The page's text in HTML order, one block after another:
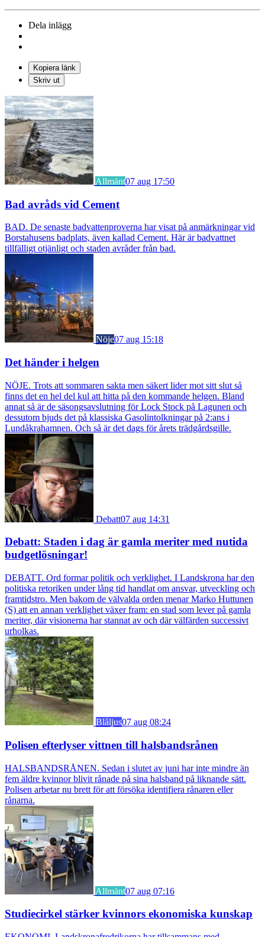
Dela inlägg
Kopiera länk
Skriv ut
Allmänt07 aug 17:50
Bad avråds vid Cement
BAD. De senaste badvattenproverna har visat på anmärkningar vid
Borstahusens badplats, även kallad Cement. Här är badvattnet
tillfälligt otjänligt och staden avråder från bad.
Nöje07 aug 15:18
Det händer i helgen
NÖJE. Trots att sommaren sakta men säkert lider mot sitt slut så
finns det en hel del kul att hitta på den kommande helgen. Bland
annat så är de säsongsavslutning för Lock Stock på Lagunen och
dessutom bjuds det på klassiska Gasolintolkningar på 2:ans i
Lundåkrahamnen. Och så är det dags för årets trädgårdsgille.
Debatt07 aug 14:31
Debatt: Staden i dag är gamla meriter med nutida
budgetlösningar!
DEBATT. Ord formar politik och verklighet. I Landskrona har den
politiska retoriken under lång tid handlat om ansvar, utveckling och
framtidstro. Men bakom de välvalda orden menar Marko Huttunen
(S) att en annan verklighet växer fram: en stad som lever på gamla
meriter, där visionerna har stannat av och där välfärden successivt
urholkas.
Blåljus07 aug 08:24
Polisen efterlyser vittnen till halsbandsrånen
HALSBANDSRÅNEN. Sedan i slutet av juni har inte mindre än
fem äldre kvinnor blivit rånade på sina halsband på liknande sätt.
Polisen arbetar nu brett för att försöka identifiera rånaren eller
rånarna.
Allmänt07 aug 07:16
Studiecirkel stärker kvinnors ekonomiska kunskap